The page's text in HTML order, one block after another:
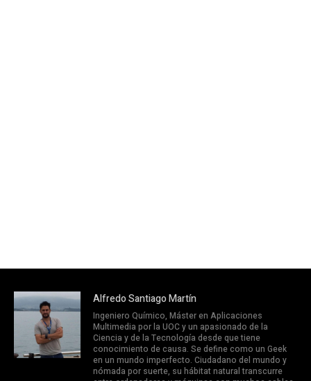
Alfredo Santiago Martín
Ingeniero Químico, Máster en Aplicaciones
Multimedia por la UOC y un apasionado de la
Ciencia y de la Tecnología desde que tiene
conocimiento de causa. Se define como un Geek
en un mundo imperfecto. Ciudadano del mundo y
nómada por suerte, su hábitat natural transcurre